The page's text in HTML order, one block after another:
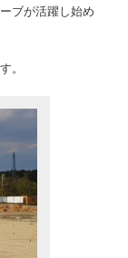
ブが活躍し始め
。